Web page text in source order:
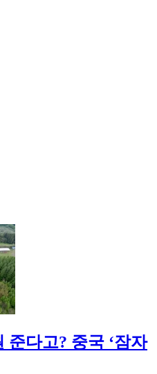
준다고? 중국 ‘잠자